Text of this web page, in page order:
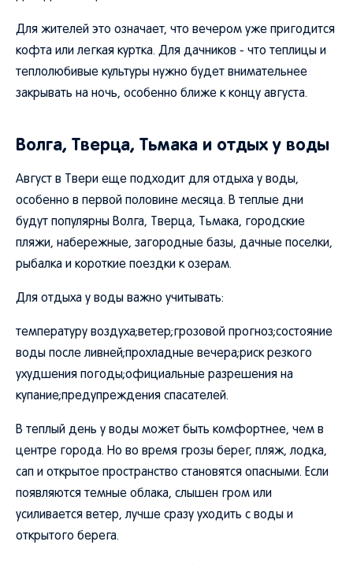
Для жителей это означает, что вечером уже пригодится
кофта или легкая куртка. Для дачников - что теплицы и
теплолюбивые культуры нужно будет внимательнее
закрывать на ночь, особенно ближе к концу августа.
Волга, Тверца, Тьмака и отдых у воды
Август в Твери еще подходит для отдыха у воды,
особенно в первой половине месяца. В теплые дни
будут популярны Волга, Тверца, Тьмака, городские
пляжи, набережные, загородные базы, дачные поселки,
рыбалка и короткие поездки к озерам.
Для отдыха у воды важно учитывать:
температуру воздуха;ветер;грозовой прогноз;состояние
воды после ливней;прохладные вечера;риск резкого
ухудшения погоды;официальные разрешения на
купание;предупреждения спасателей.
В теплый день у воды может быть комфортнее, чем в
центре города. Но во время грозы берег, пляж, лодка,
сап и открытое пространство становятся опасными. Если
появляются темные облака, слышен гром или
усиливается ветер, лучше сразу уходить с воды и
открытого берега.